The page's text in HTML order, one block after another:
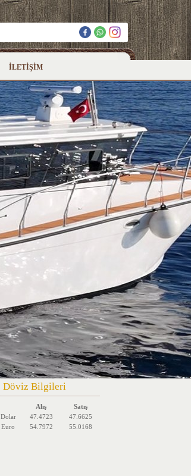
İLETİŞİM
Döviz Bilgileri
Alış
Satış
Dolar
47.4723
47.6625
Euro
54.7972 55.0168